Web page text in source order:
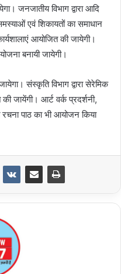
जनजातीय विभाग द्वारा आदि
एवं शिकायतों का समाधान
आयोजित की जायेगी।
बनायी जायेगी।
संस्कृति विभाग द्वारा सेरेमिक
जायेंगी। आर्ट वर्क प्रदर्शनी,
रचना पाठ का भी आयोजन किया